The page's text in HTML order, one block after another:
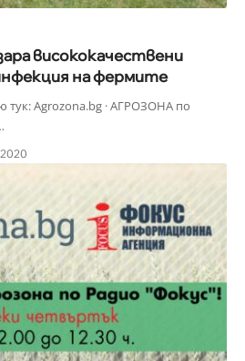
висококачествени
на фермите
тук: Agrozona.bg · АГРОЗОНА по